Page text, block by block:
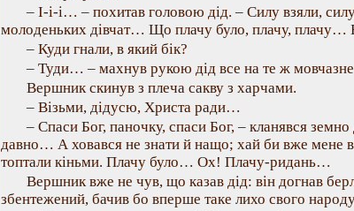
– І-і-і… – похитав головою дід. – Силу взяли,
молоденьких дівчат… Що плачу було, плачу,
– Куди гнали, в який бік?
– Туди… – махнув рукою дід все на те ж
Вершник скинув з плеча сакву з харчами.
– Візьми, дідусю, Христа ради…
– Спаси Бог, паночку, спаси Бог, – кланявся
давно… А ховався не знати й нащо; хай би вже мене
топтали кіньми. Плачу було… Ох! Плачу-ридань…
Вершник вже не чув, що казав дід: він догнав
збентежений, бачив бо вперше таке лихо свого